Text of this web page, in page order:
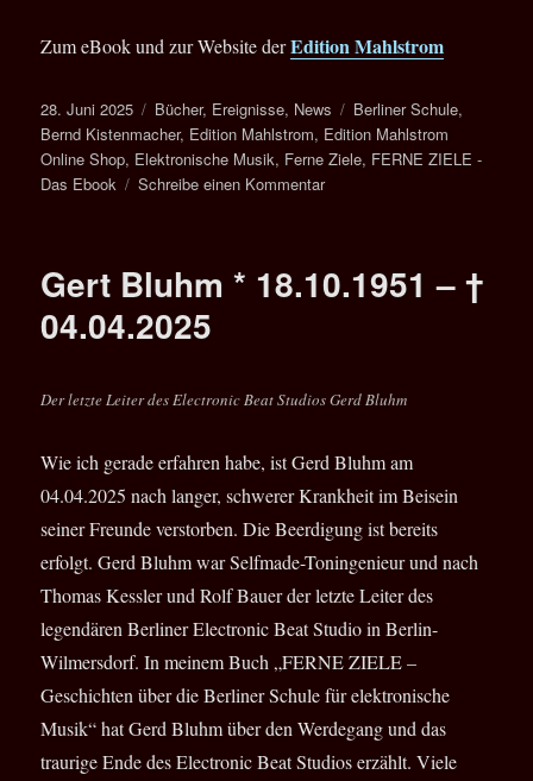
Zum eBook und zur Website derEdition Mahlstrom
Veröffentlicht
am
28. Juni 2025 Kategorien
Bücher, Ereignisse, News Schlagwörter
Berliner Schule,
Bernd Kistenmacher, Edition Mahlstrom, Edition Mahlstrom
Online Shop, Elektronische Musik, Ferne Ziele, FERNE ZIELE -
Das Ebook
Schreibe einen Kommentarzu
Online
Gert Bluhm * 18.10.1951 – †
04.04.2025
Der letzte Leiter des Electronic Beat Studios Gerd Bluhm
Wie ich gerade erfahren habe, ist Gerd Bluhm am
04.04.2025 nach langer, schwerer Krankheit im Beisein
seiner Freunde verstorben. Die Beerdigung ist bereits
erfolgt. Gerd Bluhm war Selfmade-Toningenieur und nach
Thomas Kessler und Rolf Bauer der letzte Leiter des
legendären Berliner Electronic Beat Studio in Berlin-
Wilmersdorf. In meinem Buch „FERNE ZIELE –
Geschichten über die Berliner Schule für elektronische
Musik“ hat Gerd Bluhm über den Werdegang und das
traurige Ende des Electronic Beat Studios erzählt. Viele